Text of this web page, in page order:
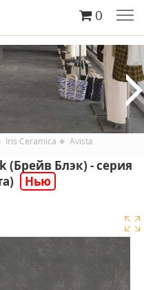
0
Iris Ceramica
Avista
(Брейв Блэк) - серия
Нью